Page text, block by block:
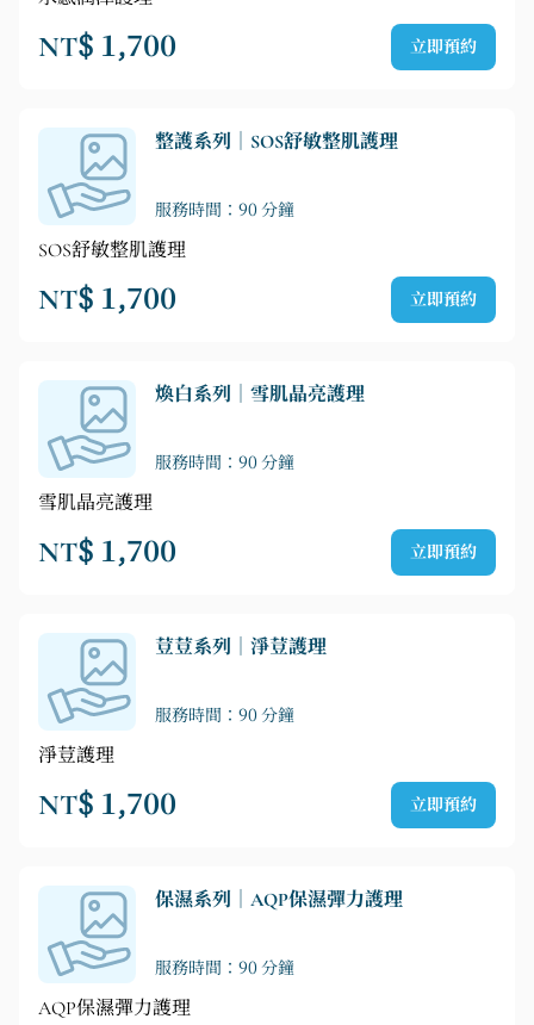
NT$ 1,700 立即預約
整護系列｜SOS舒敏整肌護理
服務時間：90 分鐘
SOS舒敏整肌護理
NT$ 1,700 立即預約
煥白系列｜雪肌晶亮護理
服務時間：90 分鐘
雪肌晶亮護理
NT$ 1,700 立即預約
荳荳系列｜淨荳護理
服務時間：90 分鐘
淨荳護理
NT$ 1,700 立即預約
保濕系列｜AQP保濕彈力護理
服務時間：90 分鐘
AQP保濕彈力護理